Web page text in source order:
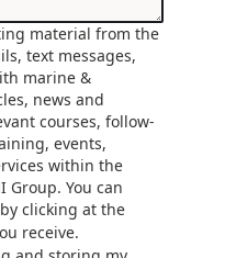
material from the
text messages,
marine &
news and
courses, follow-
events,
within the
Group. You can
clicking at the
receive.